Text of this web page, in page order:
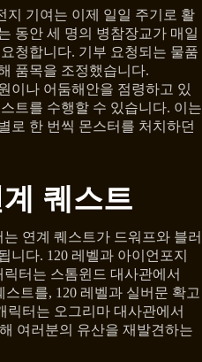
지 기여는 이제 일일 주기로 활
동안 세 명의 병참장교가 매일
청합니다. 기부 요청되는 물품
품목을 조정했습니다.
이나 어둠해안을 점령하고 있
트를 수행할 수 있습니다. 이는
로 한 번씩 몬스터를 처치하던
퀘스트
연계 퀘스트가 드워프와 블러
니다. 120 레벨과 아이언포지
터는 스톰윈드 대사관에서
트를, 120 레벨과 실버문 확고
릭터는 오그리마 대사관에서
여러분의 유산을 재발견하는